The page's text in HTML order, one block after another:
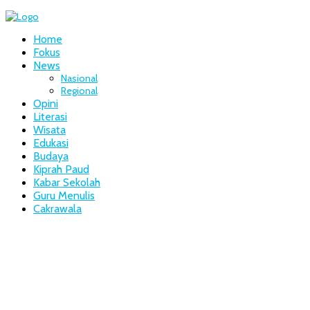
Home
Fokus
News
Nasional
Regional
Opini
Literasi
Wisata
Edukasi
Budaya
Kiprah Paud
Kabar Sekolah
Guru Menulis
Cakrawala